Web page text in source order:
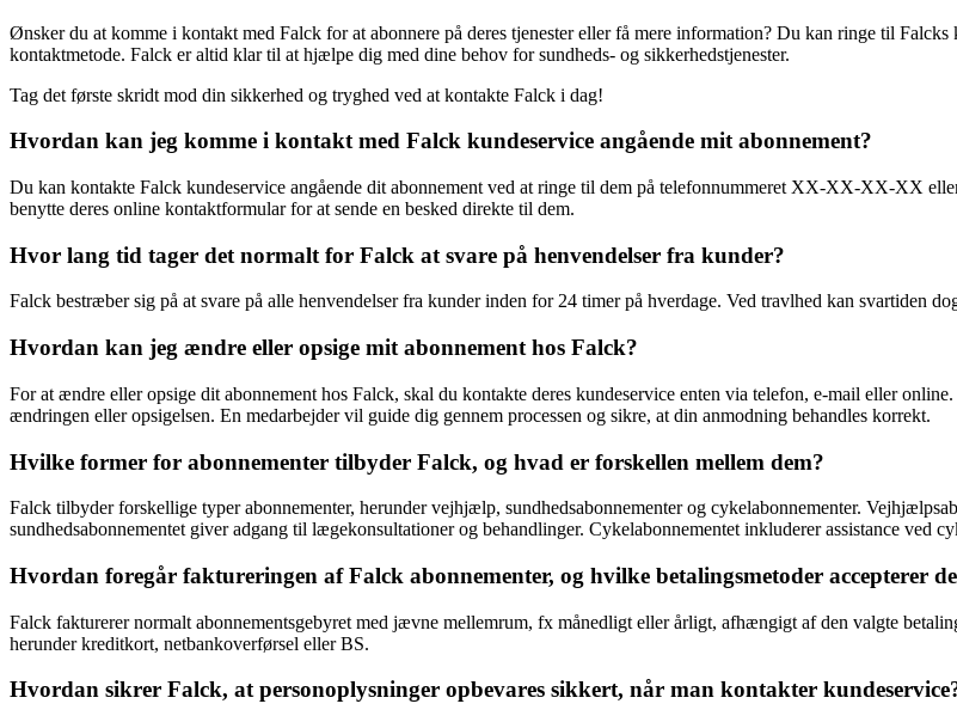
Ønsker du at komme i kontakt med Falck for at abonnere på deres tjenester eller få mere information? Du kan ringe til
kontaktmetode. Falck er altid klar til at hjælpe dig med dine behov for sundheds- og sikkerhedstjenester.
Tag det første skridt mod din sikkerhed og tryghed ved at kontakte Falck i dag!
Hvordan kan jeg komme i kontakt med Falck kundeservice angående mit abonnement?
Du kan kontakte Falck kundeservice angående dit abonnement ved at ringe til dem på telefonnummeret XX-XX-XX-XX
benytte deres online kontaktformular for at sende en besked direkte til dem.
Hvor lang tid tager det normalt for Falck at svare på henvendelser fra kunder?
Falck bestræber sig på at svare på alle henvendelser fra kunder inden for 24 timer på hverdage. Ved travlhed kan svartiden
Hvordan kan jeg ændre eller opsige mit abonnement hos Falck?
For at ændre eller opsige dit abonnement hos Falck, skal du kontakte deres kundeservice enten via telefon, e-mail eller
ændringen eller opsigelsen. En medarbejder vil guide dig gennem processen og sikre, at din anmodning behandles korrekt.
Hvilke former for abonnementer tilbyder Falck, og hvad er forskellen mellem dem?
Falck tilbyder forskellige typer abonnementer, herunder vejhjælp, sundhedsabonnementer og cykelabonnementer.
sundhedsabonnementet giver adgang til lægekonsultationer og behandlinger. Cykelabonnementet inkluderer assistance ved
Hvordan foregår faktureringen af Falck abonnementer, og hvilke betalingsmetoder accepterer
Falck fakturerer normalt abonnementsgebyret med jævne mellemrum, fx månedligt eller årligt, afhængigt af den valgte
herunder kreditkort, netbankoverførsel eller BS.
Hvordan sikrer Falck, at personoplysninger opbevares sikkert, når man kontakter